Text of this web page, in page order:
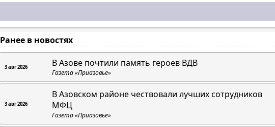
Ранее в новостях
3 авг 2026 В Азове почтили память героев ВДВ
Газета «Приазовье»
3 авг 2026
В Азовском районе чествовали лучших сотрудников
МФЦ
Газета «Приазовье»